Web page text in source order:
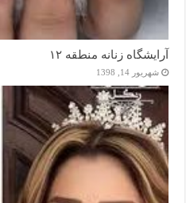
آرایشگاه زنانه منطقه ۱۲
شهریور 14, 1398